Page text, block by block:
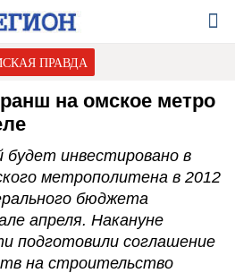
ПРАВДА
на омское метро
будет инвестировано в
метрополитена в 2012
бюджета
апреля. Накануне
подготовили соглашение
на строительство